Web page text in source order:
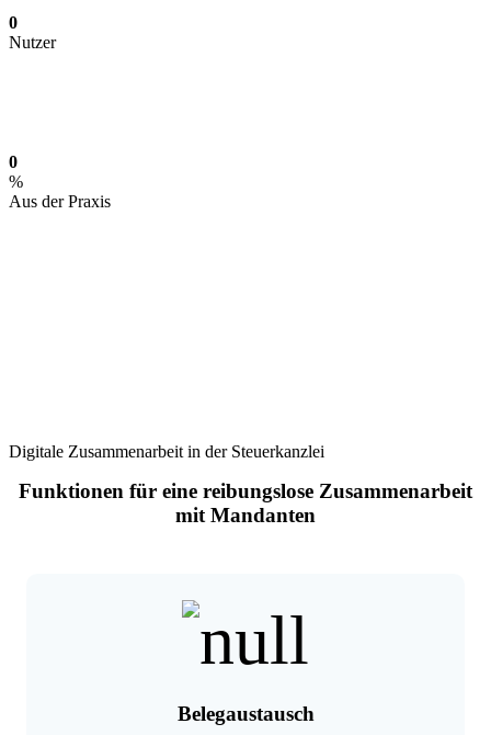
0
Nutzer
0
%
Aus der Praxis
Digitale Zusammenarbeit in der Steuerkanzlei
Funktionen für eine reibungslose Zusammenarbeit
mit Mandanten
Belegaustausch